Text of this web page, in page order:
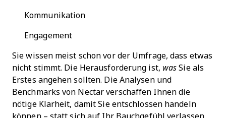
Kommunikation
Engagement
Sie wissen meist schon vor der Umfrage, dass etwas
nicht stimmt. Die Herausforderung ist, was Sie als
Erstes angehen sollten. Die Analysen und
Benchmarks von Nectar verschaffen Ihnen die
nötige Klarheit, damit Sie entschlossen handeln
können – statt sich auf Ihr Bauchgefühl verlassen